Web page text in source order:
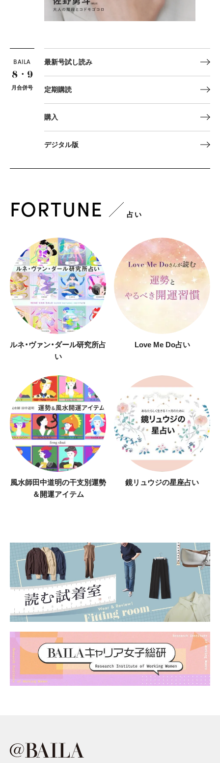
BAILA
8・9
月合併号
最新号試し読み
定期購読
購入
デジタル版
FORTUNE 占い
ルネ・ヴァン・ダール研究所占
い
Love Me Do占い
風水師田中道明の干支別運勢
＆開運アイテム
鏡リュウジの星座占い